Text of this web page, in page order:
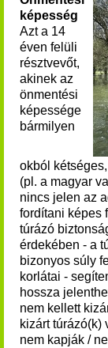
képesség
Azt a 14
éven felüli
résztvevőt,
akinek az
önmentési
képessége
bármilyen
okból
(pl. a magyar
nincs jelen az
fordítani képes
túrázó
érdekében - a
bizonyos súly
korlátai -
hossza
nem kellett
kizárt túrázó(k)
nem kapják /